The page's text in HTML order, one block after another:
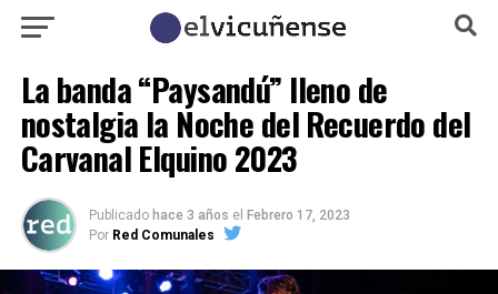
La banda “Paysandú” lleno de
nostalgia la Noche del Recuerdo del
Carvanal Elquino 2023
Publicado hace 3 años el Febrero 17, 2023
Por Red Comunales